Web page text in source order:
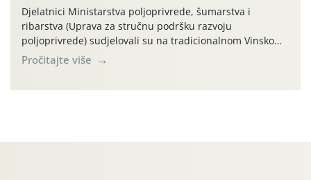
Djelatnici Ministarstva poljoprivrede, šumarstva i
ribarstva (Uprava za stručnu podršku razvoju
poljoprivrede) sudjelovali su na tradicionalnom Vinskom
forumu, održanom 24.07.2026. godine u Domu vinarske
tradicije u Putnikovićima na poluotoku Pelješcu, u
Pročitajte više